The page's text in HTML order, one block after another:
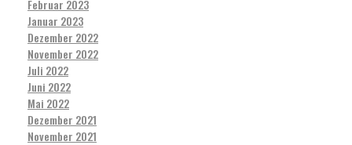
Februar 2023
Januar 2023
Dezember 2022
November 2022
Juli 2022
Juni 2022
Mai 2022
Dezember 2021
November 2021